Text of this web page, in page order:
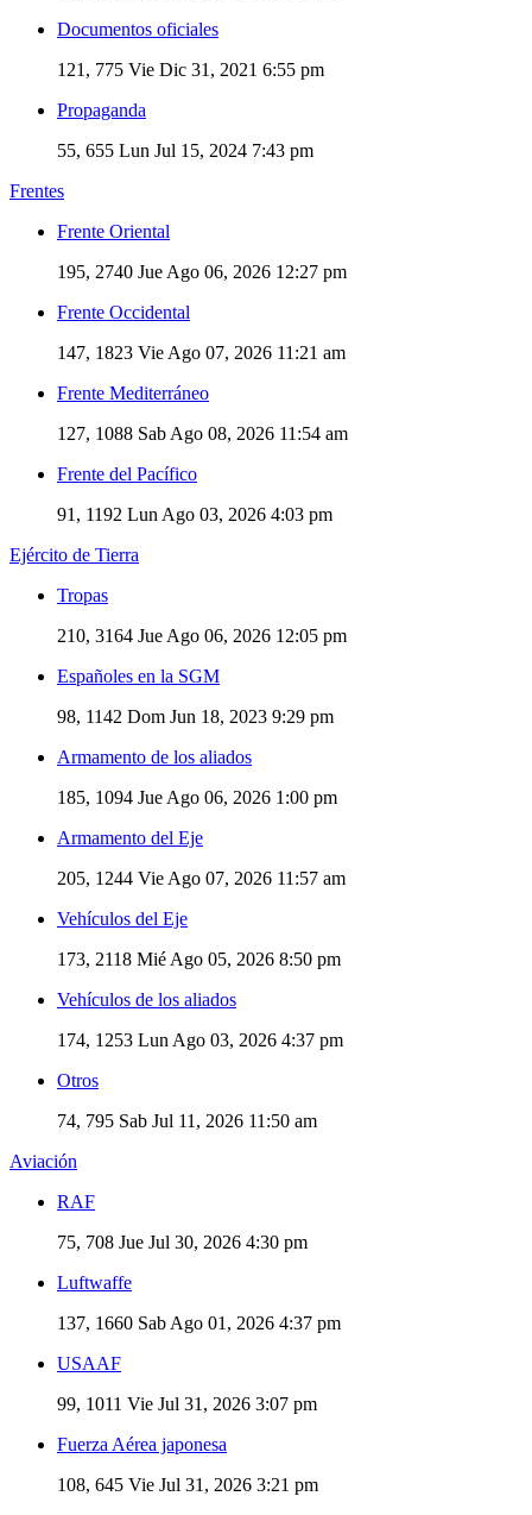
Documentos oficiales
121, 775 Vie Dic 31, 2021 6:55 pm
Propaganda
55, 655 Lun Jul 15, 2024 7:43 pm
Frentes
Frente Oriental
195, 2740 Jue Ago 06, 2026 12:27 pm
Frente Occidental
147, 1823 Vie Ago 07, 2026 11:21 am
Frente Mediterráneo
127, 1088 Sab Ago 08, 2026 11:54 am
Frente del Pacífico
91, 1192 Lun Ago 03, 2026 4:03 pm
Ejército de Tierra
Tropas
210, 3164 Jue Ago 06, 2026 12:05 pm
Españoles en la SGM
98, 1142 Dom Jun 18, 2023 9:29 pm
Armamento de los aliados
185, 1094 Jue Ago 06, 2026 1:00 pm
Armamento del Eje
205, 1244 Vie Ago 07, 2026 11:57 am
Vehículos del Eje
173, 2118 Mié Ago 05, 2026 8:50 pm
Vehículos de los aliados
174, 1253 Lun Ago 03, 2026 4:37 pm
Otros
74, 795 Sab Jul 11, 2026 11:50 am
Aviación
RAF
75, 708 Jue Jul 30, 2026 4:30 pm
Luftwaffe
137, 1660 Sab Ago 01, 2026 4:37 pm
USAAF
99, 1011 Vie Jul 31, 2026 3:07 pm
Fuerza Aérea japonesa
108, 645 Vie Jul 31, 2026 3:21 pm